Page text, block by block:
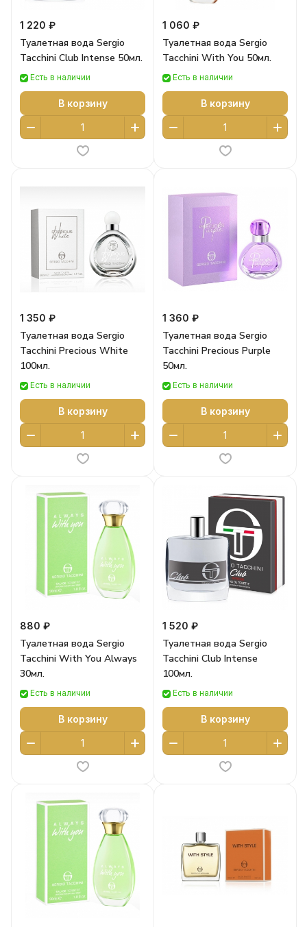
1 220 ₽
Туалетная вода Sergio
Tacchini Club Intense 50мл.
Есть в наличии
В корзину
1 060 ₽
Туалетная вода Sergio
Tacchini With You 50мл.
Есть в наличии
В корзину
1 350 ₽
Туалетная вода Sergio
Tacchini Precious White
100мл.
Есть в наличии
В корзину
1 360 ₽
Туалетная вода Sergio
Tacchini Precious Purple
50мл.
Есть в наличии
В корзину
880 ₽
Туалетная вода Sergio
Tacchini With You Always
30мл.
Есть в наличии
В корзину
1 520 ₽
Туалетная вода Sergio
Tacchini Club Intense
100мл.
Есть в наличии
В корзину